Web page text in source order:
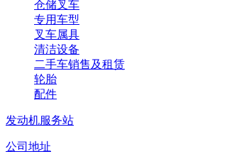
仓储叉车
专用车型
叉车属具
清洁设备
二手车销售及租赁
轮胎
配件
发动机服务站
公司地址